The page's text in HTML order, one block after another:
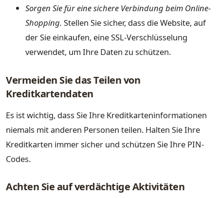
Sorgen Sie für eine sichere Verbindung beim Online-
Shopping. Stellen Sie sicher, dass die Website, auf
der Sie einkaufen, eine SSL-Verschlüsselung
verwendet, um Ihre Daten zu schützen.
Vermeiden Sie das Teilen von
Kreditkartendaten
Es ist wichtig, dass Sie Ihre Kreditkarteninformationen
niemals mit anderen Personen teilen. Halten Sie Ihre
Kreditkarten immer sicher und schützen Sie Ihre PIN-
Codes.
Achten Sie auf verdächtige Aktivitäten